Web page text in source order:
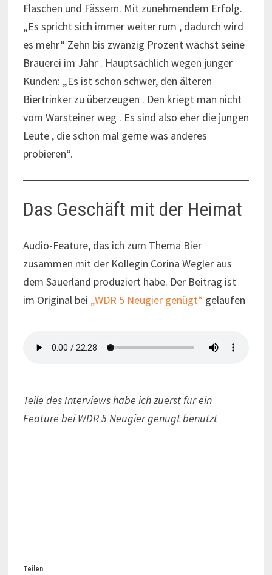
Flaschen und Fässern. Mit zunehmendem Erfolg.
„Es spricht sich immer weiter rum , dadurch wird
es mehr“ Zehn bis zwanzig Prozent wächst seine
Brauerei im Jahr . Hauptsächlich wegen junger
Kunden: „Es ist schon schwer, den älteren
Biertrinker zu überzeugen . Den kriegt man nicht
vom Warsteiner weg . Es sind also eher die jungen
Leute , die schon mal gerne was anderes
probieren“.
Das Geschäft mit der Heimat
Audio-Feature, das ich zum Thema Bier
zusammen mit der Kollegin Corina Wegler aus
dem Sauerland produziert habe. Der Beitrag ist
im Original bei „WDR 5 Neugier genügt“ gelaufen
Teile des Interviews habe ich zuerst für ein
Feature bei WDR 5 Neugier genügt benutzt
Teilen